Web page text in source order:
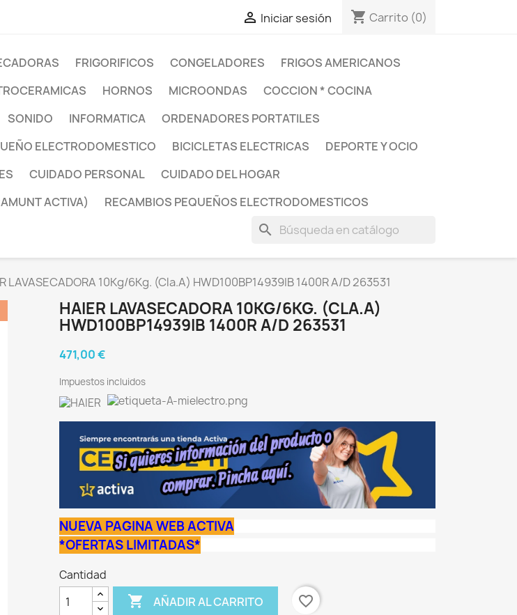
 Iniciar sesión shopping_cart Carrito (0)
FRIGORIFICOS CONGELADORES
FRIGOS AMERICANOS
HORNOS MICROONDAS
COCCION * COCINA
SONIDO INFORMATICA
ORDENADORES PORTATILES
ELECTRODOMESTICO BICICLETAS ELECTRICAS
DEPORTE Y OCIO
CUIDADO PERSONAL
CUIDADO DEL HOGAR
ACTIVA)
RECAMBIOS PEQUEÑOS ELECTRODOMESTICOS
search
LAVASECADORA 10Kg/6Kg. (Cla.A) HWD100BP14939IB 1400R A/D 263531
HAIER LAVASECADORA 10KG/6KG. (CLA.A)
HWD100BP14939IB 1400R A/D 263531
471,00 €
Impuestos incluidos
NUEVA PAGINA WEB ACTIVA
*OFERTAS LIMITADAS*
Cantidad
 AÑADIR AL CARRITO
favorite_border